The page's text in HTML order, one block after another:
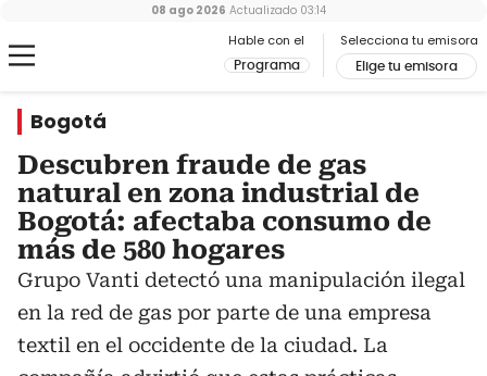
Hable con el
Programa
Selecciona tu emisora
Elige tu emisora
08 ago 2026 Actualizado 03:14
Bogotá
Descubren fraude de gas
natural en zona industrial de
Bogotá: afectaba consumo de
más de 580 hogares
Grupo Vanti detectó una manipulación ilegal
en la red de gas por parte de una empresa
textil en el occidente de la ciudad. La